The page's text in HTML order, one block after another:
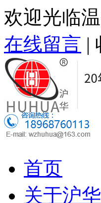
欢迎光临
在线留言 |
首页
关于沪华